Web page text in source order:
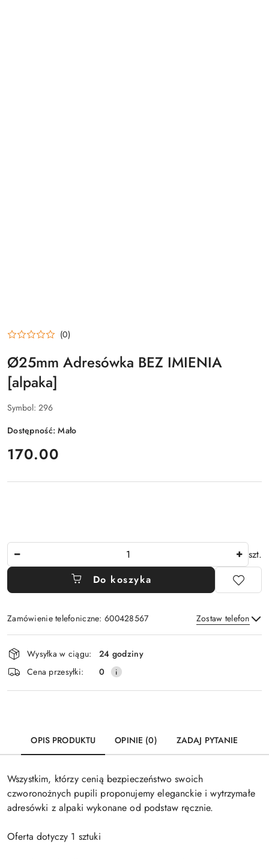
(0)
Ø25mm Adresówka BEZ IMIENIA
[alpaka]
Symbol: 296
Dostępność:Mało
cena:
170.00
szt.
Do koszyka
Zamówienie telefoniczne: 600428567 Zostaw telefon
Wyślij
Dostępność
i
dostawa
Wysyłka w ciągu:
24 godziny
Cena przesyłki:
0
OPIS PRODUKTU OPINIE (0) ZADAJ PYTANIE
Wszystkim, którzy cenią bezpieczeństwo swoich
czworonożnych pupili proponujemy eleganckie i wytrzymałe
adresówki z alpaki wykonane od podstaw ręcznie.
Oferta dotyczy 1 sztuki